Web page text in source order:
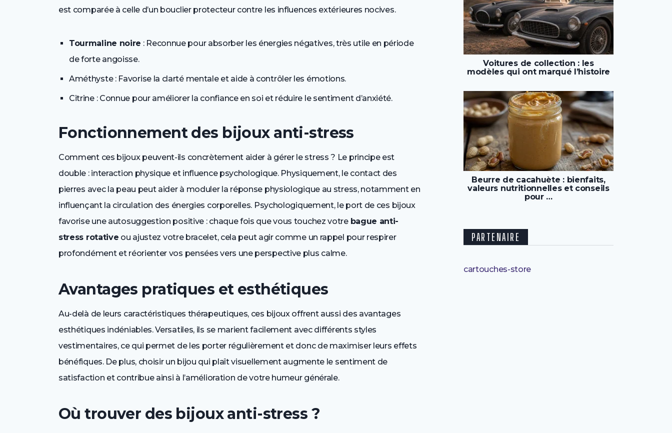
est comparée à celle d’un bouclier protecteur contre les influences extérieures nocives.
Tourmaline noire : Reconnue pour absorber les énergies négatives, très utile en période
de forte angoisse.
Améthyste : Favorise la clarté mentale et aide à contrôler les émotions.
Citrine : Connue pour améliorer la confiance en soi et réduire le sentiment d’anxiété.
Fonctionnement des bijoux anti-stress
Comment ces bijoux peuvent-ils concrètement aider à gérer le stress ? Le principe est
double : interaction physique et influence psychologique. Physiquement, le contact des
pierres avec la peau peut aider à moduler la réponse physiologique au stress, notamment en
influençant la circulation des énergies corporelles. Psychologiquement, le port de ces bijoux
favorise une autosuggestion positive : chaque fois que vous touchez votre bague anti-
stress rotative ou ajustez votre bracelet, cela peut agir comme un rappel pour respirer
profondément et réorienter vos pensées vers une perspective plus calme.
Avantages pratiques et esthétiques
Au-delà de leurs caractéristiques thérapeutiques, ces bijoux offrent aussi des avantages
esthétiques indéniables. Versatiles, ils se marient facilement avec différents styles
vestimentaires, ce qui permet de les porter régulièrement et donc de maximiser leurs effets
bénéfiques. De plus, choisir un bijou qui plaît visuellement augmente le sentiment de
satisfaction et contribue ainsi à l’amélioration de votre humeur générale.
Où trouver des bijoux anti-stress ?
Voitures de collection : les
modèles qui ont marqué l’histoire
Beurre de cacahuète : bienfaits,
valeurs nutritionnelles et conseils
pour …
PARTENAIRE
cartouches-store